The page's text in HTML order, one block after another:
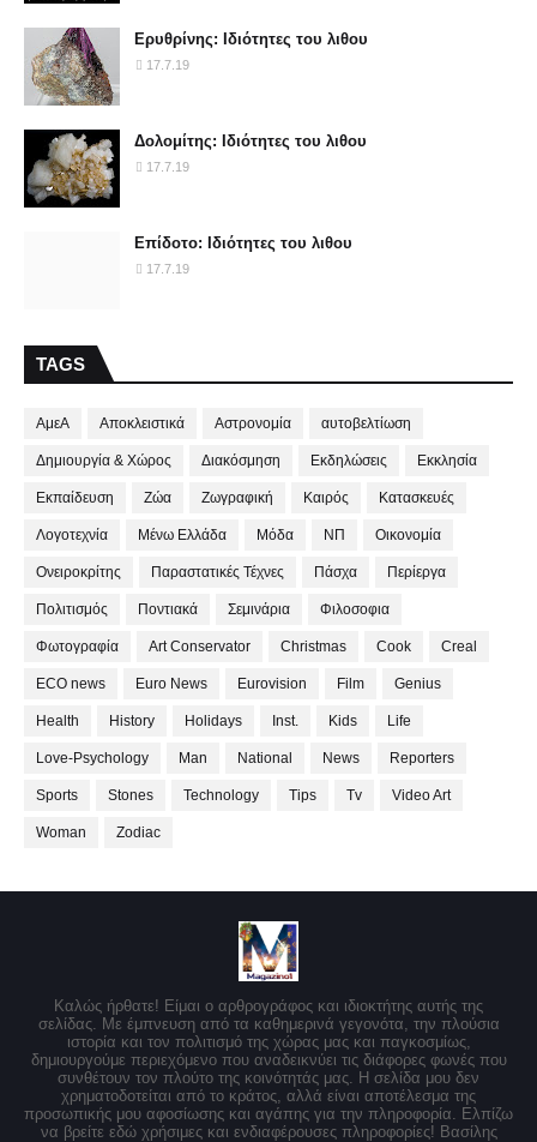
Ερυθρίνης: Ιδιότητες του λιθου
17.7.19
Δολομίτης: Ιδιότητες του λιθου
17.7.19
Επίδοτο: Ιδιότητες του λιθου
17.7.19
TAGS
ΑμεΑ Αποκλειστικά Αστρονομία αυτοβελτίωση
Δημιουργία & Χώρος Διακόσμηση Εκδηλώσεις Εκκλησία
Εκπαίδευση Ζώα Ζωγραφική Καιρός Κατασκευές
Λογοτεχνία Μένω Ελλάδα Μόδα ΝΠ Οικονομία
Ονειροκρίτης Παραστατικές Τέχνες Πάσχα Περίεργα
Πολιτισμός Ποντιακά Σεμινάρια Φιλοσοφια
Φωτογραφία Art Conservator Christmas Cook Creal
ECO news Euro News Eurovision Film Genius
Health History Holidays Inst. Kids Life
Love-Psychology Man National News Reporters
Sports Stones Technology Tips Tv Video Art
Woman Zodiac
Καλώς ήρθατε! Είμαι ο αρθρογράφος και ιδιοκτήτης αυτής της
σελίδας. Με έμπνευση από τα καθημερινά γεγονότα, την πλούσια
ιστορία και τον πολιτισμό της χώρας μας και παγκοσμίως,
δημιουργούμε περιεχόμενο που αναδεικνύει τις διάφορες φωνές που
συνθέτουν τον πλούτο της κοινότητάς μας. Η σελίδα μου δεν
χρηματοδοτείται από το κράτος, αλλά είναι αποτέλεσμα της
προσωπικής μου αφοσίωσης και αγάπης για την πληροφορία. Ελπίζω
να βρείτε εδώ χρήσιμες και ενδιαφέρουσες πληροφορίες! Βασίλης